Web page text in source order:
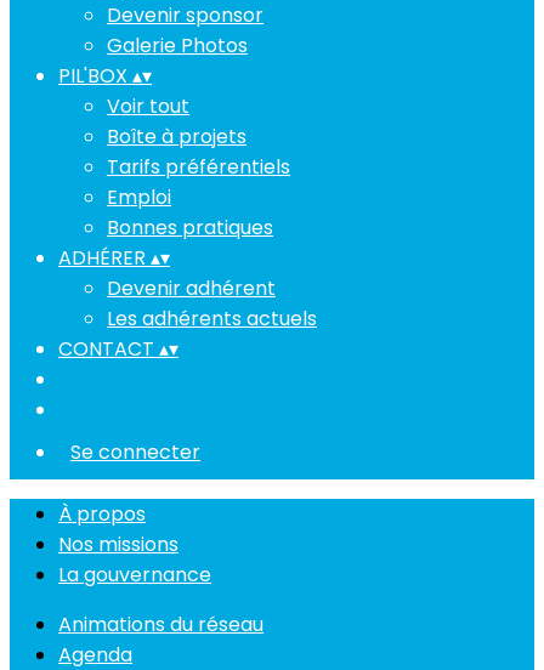
Devenir sponsor
Galerie Photos
PIL'BOX ▴▾
Voir tout
Boîte à projets
Tarifs préférentiels
Emploi
Bonnes pratiques
ADHÉRER ▴▾
Devenir adhérent
Les adhérents actuels
CONTACT ▴▾
Se connecter
À propos
Nos missions
La gouvernance
Animations du réseau
Agenda